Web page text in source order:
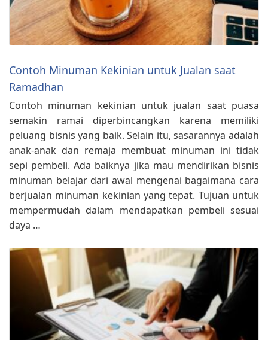
Contoh Minuman Kekinian untuk Jualan saat
Ramadhan
Contoh minuman kekinian untuk jualan saat puasa
semakin ramai diperbincangkan karena memiliki
peluang bisnis yang baik. Selain itu, sasarannya adalah
anak-anak dan remaja membuat minuman ini tidak
sepi pembeli. Ada baiknya jika mau mendirikan bisnis
minuman belajar dari awal mengenai bagaimana cara
berjualan minuman kekinian yang tepat. Tujuan untuk
mempermudah dalam mendapatkan pembeli sesuai
daya …